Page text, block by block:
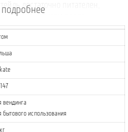
достаточно питателен,
перекусом после
к легкому завтраку. Он
людям, которые ценят вкусные
приготовления.
насладиться насыщенным вкусом
просто добавив холодное
перемешав.
коктейля
подробнее
вендинга
бытового использования